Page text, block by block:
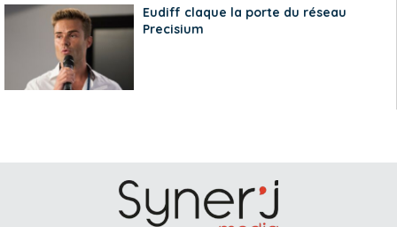
Eudiff claque la porte du réseau
Precisium